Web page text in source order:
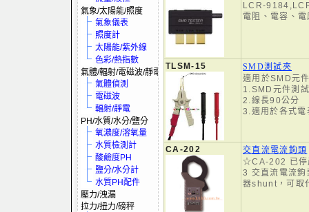
氣象/太陽能/照度
氣象儀表
照度計
太陽能/紫外線
色彩/熱指數
氣體/輻射/電磁波/靜電
氣體偵測
電磁波
輻射/靜電
PH/水質/水分/鹽分
氧濃度/溶氧量
水質檢測計
酸鹼度PH
鹽分/水分計
水質PH配件
壓力/洩漏
拉力/扭力/磅秤
LCR-
電阻、電容、
TLSM-15
SMD測試夾
適用於SMD元
1.SMD元件測
2.線長90公分
3.適用於各式電
CA-202
交直流電流鉤頭
☆CA-202 已停
3 交直流電流鉤
器shunt，可取